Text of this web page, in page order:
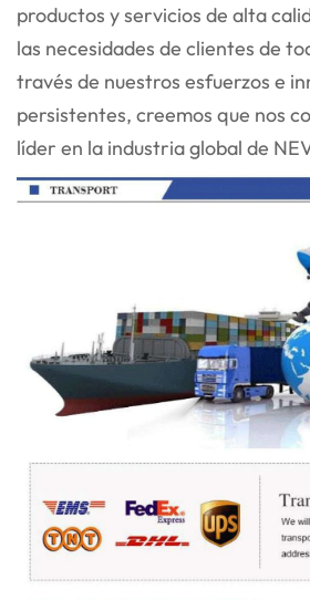
productos y servicios de alta
las necesidades de clientes de
través de nuestros esfuerzos e
persistentes, creemos que nos
líder en la industria global de